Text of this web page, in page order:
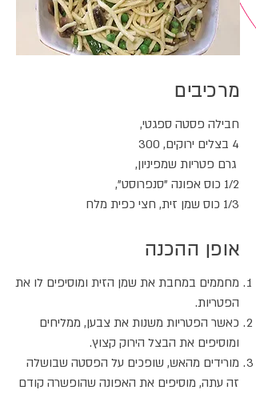
מרכיבים
חבילה פסטה ספגטי,
4 בצלים ירוקים, 300
גרם פטריות שמפיניון,
1/2 כוס אפונה "סנפרוסט",
1/3 כוס שמן זית, חצי כפית מלח
אופן ההכנה
מחממים במחבת את שמן הזית ומוסיפים לו את
הפטריות.
כאשר הפטריות משנות את צבען, ממליחים
ומוסיפים את הבצל הירוק קצוץ.
מורידים מהאש, שופכים על הפסטה שבושלה
זה עתה, מוסיפים את האפונה שהופשרה קודם